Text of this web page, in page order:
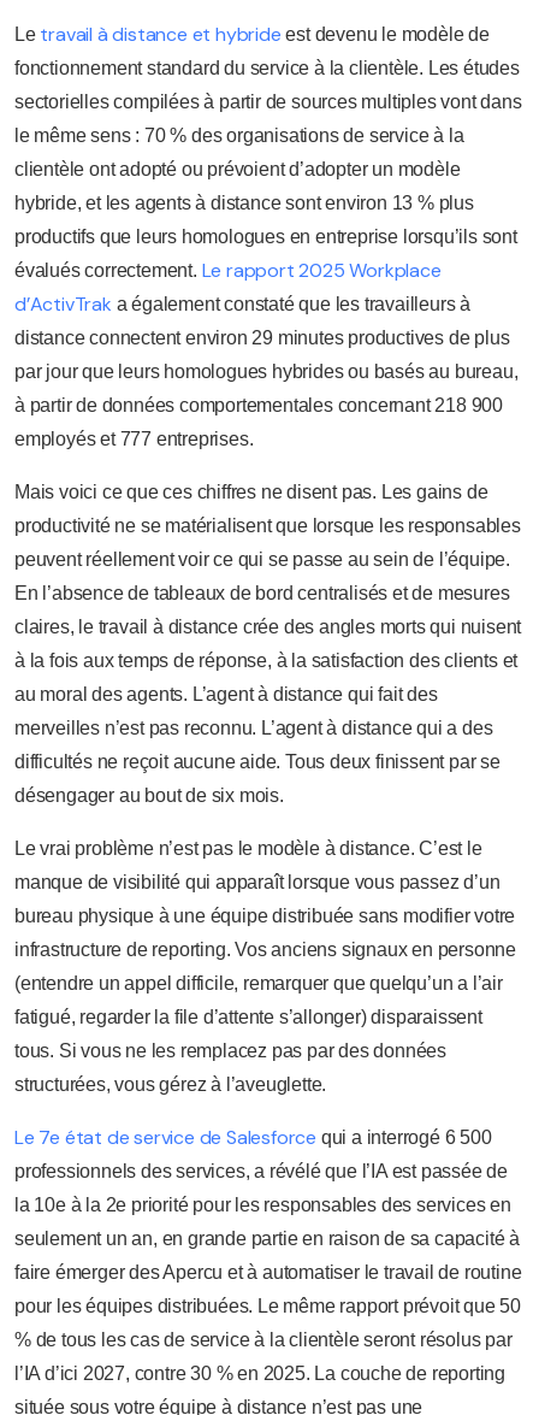
Le travail à distance et hybride est devenu le modèle de
fonctionnement standard du service à la clientèle. Les études
sectorielles compilées à partir de sources multiples vont dans
le même sens : 70 % des organisations de service à la
clientèle ont adopté ou prévoient d’adopter un modèle
hybride, et les agents à distance sont environ 13 % plus
productifs que leurs homologues en entreprise lorsqu’ils sont
évalués correctement. Le rapport 2025 Workplace
d’ActivTrak a également constaté que les travailleurs à
distance connectent environ 29 minutes productives de plus
par jour que leurs homologues hybrides ou basés au bureau,
à partir de données comportementales concernant 218 900
employés et 777 entreprises.
Mais voici ce que ces chiffres ne disent pas. Les gains de
productivité ne se matérialisent que lorsque les responsables
peuvent réellement voir ce qui se passe au sein de l’équipe.
En l’absence de tableaux de bord centralisés et de mesures
claires, le travail à distance crée des angles morts qui nuisent
à la fois aux temps de réponse, à la satisfaction des clients et
au moral des agents. L’agent à distance qui fait des
merveilles n’est pas reconnu. L’agent à distance qui a des
difficultés ne reçoit aucune aide. Tous deux finissent par se
désengager au bout de six mois.
Le vrai problème n’est pas le modèle à distance. C’est le
manque de visibilité qui apparaît lorsque vous passez d’un
bureau physique à une équipe distribuée sans modifier votre
infrastructure de reporting. Vos anciens signaux en personne
(entendre un appel difficile, remarquer que quelqu’un a l’air
fatigué, regarder la file d’attente s’allonger) disparaissent
tous. Si vous ne les remplacez pas par des données
structurées, vous gérez à l’aveuglette.
Le 7e état de service de Salesforce qui a interrogé 6 500
professionnels des services, a révélé que l’IA est passée de
la 10e à la 2e priorité pour les responsables des services en
seulement un an, en grande partie en raison de sa capacité à
faire émerger des Apercu et à automatiser le travail de routine
pour les équipes distribuées. Le même rapport prévoit que 50
% de tous les cas de service à la clientèle seront résolus par
l’IA d’ici 2027, contre 30 % en 2025. La couche de reporting
située sous votre équipe à distance n’est pas une